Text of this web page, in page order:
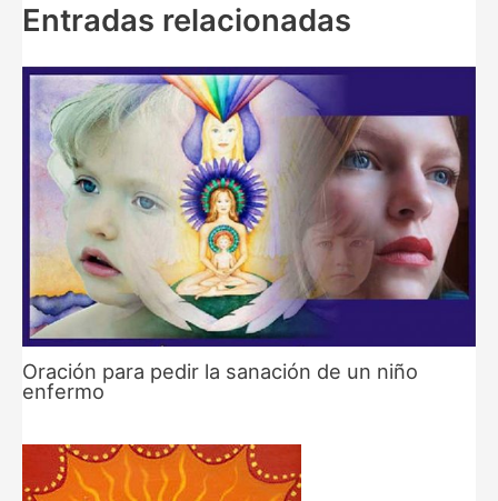
Entradas relacionadas
Oración para pedir la sanación de un niño
enfermo